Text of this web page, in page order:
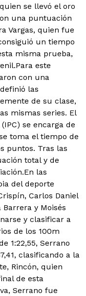
se llevó el oro
una puntuación
Vargas, quien fue
un tiempo
misma prueba,
Para este
con una
las
de su clase,
mismas series. El
se encarga de
toma el tiempo de
puntos. Tras las
total y de
las
del deporte
Carlos Daniel
Barrera y Moisés
y clasificar a
de los 100m
1:22,55, Serrano
clasificando a la
Rincón, quien
de esta
Serrano fue